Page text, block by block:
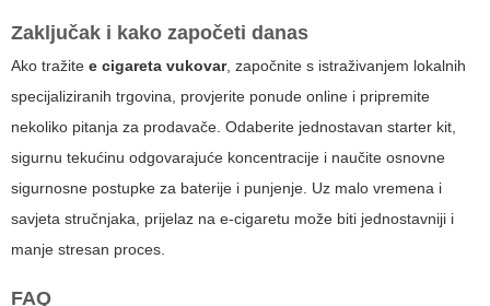
Zaključak i kako započeti danas
Ako tražite e cigareta vukovar, započnite s istraživanjem lokalnih
specijaliziranih trgovina, provjerite ponude online i pripremite
nekoliko pitanja za prodavače. Odaberite jednostavan starter kit,
sigurnu tekućinu odgovarajuće koncentracije i naučite osnovne
sigurnosne postupke za baterije i punjenje. Uz malo vremena i
savjeta stručnjaka, prijelaz na e-cigaretu može biti jednostavniji i
manje stresan proces.
FAQ